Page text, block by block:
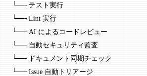
└── テスト実行
└── Lint 実行
└── AI によるコードレビュー
└── 自動セキュリティ監査
└── ドキュメント同期チェック
└── Issue 自動トリアージ